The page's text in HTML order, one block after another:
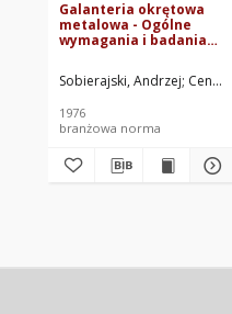
Galanteria okrętowa
metalowa - Ogólne
wymagania i badania
Sobierajski, Andrzej
1976
branżowa norma